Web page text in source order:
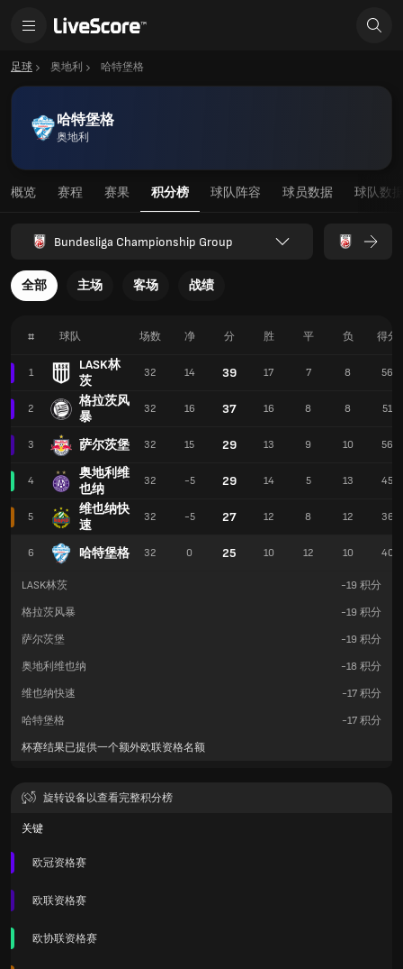
足球 奥地利 哈特堡格
哈特堡格
奥地利
概览 赛程 赛果 积分榜 球队阵容 球员数据 球队数
Bundesliga Championship Group
全部 主场 客场 战绩
# 球队
1
LASK林
茨
2
格拉茨风
暴
3 萨尔茨堡
4
奥地利维
也纳
5
维也纳快
速
6 哈特堡格
场数 净 分 胜 平 负 得分
32 14 39 17 7 8 56
32 16 37 16 8 8 51
32 15 29 13 9 10 56
32 -5 29 14 5 13 45
32 -5 27 12 8 12 36
32 0 25 10 12 10 40
LASK林茨 -19 积分
格拉茨风暴
-19 积分
萨尔茨堡
-19 积分
奥地利维也纳
-18 积分
维也纳快速
-17 积分
哈特堡格
-17 积分
杯赛结果已提供一个额外欧联资格名额
旋转设备以查看完整积分榜
关键
欧冠资格赛
欧联资格赛
欧协联资格赛